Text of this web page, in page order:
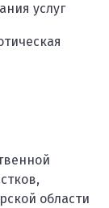
услуг
области